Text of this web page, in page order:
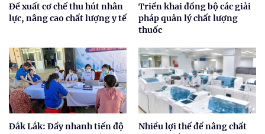
Đề xuất cơ chế thu hút nhân
lực, nâng cao chất lượng y tế
Triển khai đồng bộ các giải
pháp quản lý chất lượng
thuốc
Đắk Lắk: Đẩy nhanh tiến độ
Nhiều lợi thế để nâng chất